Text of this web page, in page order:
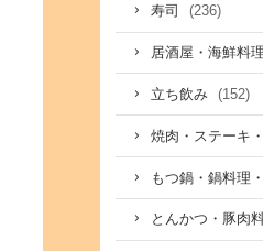
寿司 (236)
居酒屋・海鮮料理
立ち飲み (152)
焼肉・ステーキ
もつ鍋・鍋料理
とんかつ・豚肉